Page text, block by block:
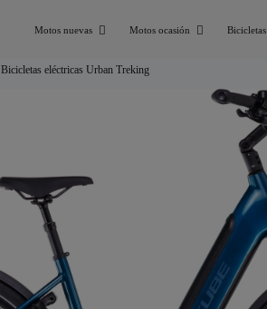
Motos nuevas Motos ocasión Bicicletas
Bicicletas eléctricas Urban Treking